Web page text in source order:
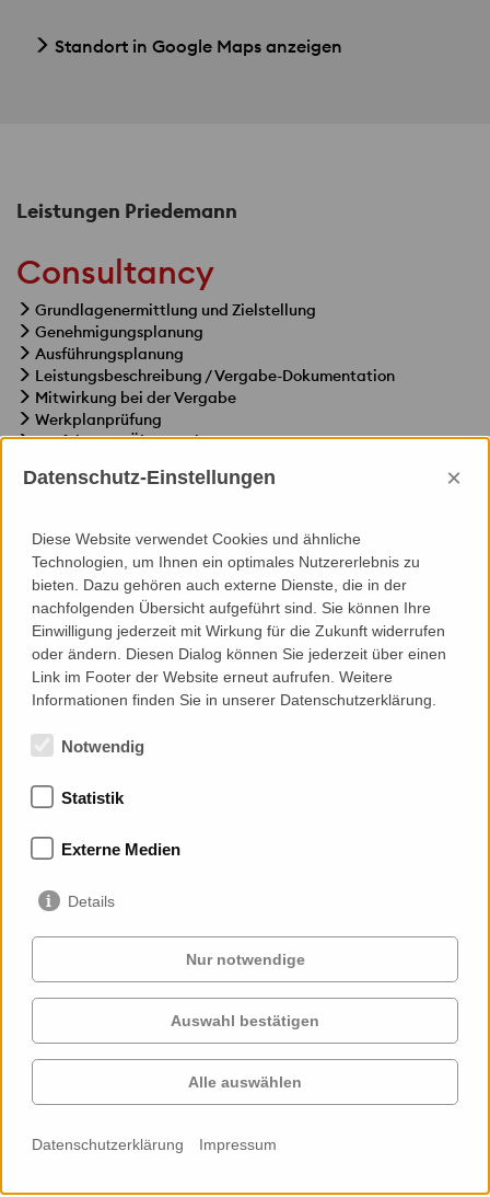
Standort in Google Maps anzeigen
Leistungen Priedemann
Consultancy
Grundlagenermittlung und Zielstellung
Genehmigungsplanung
Ausführungsplanung
Leistungsbeschreibung / Vergabe-Dokumentation
Mitwirkung bei der Vergabe
Werkplanprüfung
Ausführungs-Überwachung
Specials
Thermische Bauphysik
Gebäudeakustik
Simulationen
Wartung, Reinigung, Fassadenzugang
Mitgliedschaften
Services
Cases
Auftraggeber
Projekte
Profil
Kontakt
Datenschutz-Einstellungen ×
Diese Website verwendet Cookies und ähnliche
Technologien, um Ihnen ein optimales Nutzererlebnis zu
bieten. Dazu gehören auch externe Dienste, die in der
nachfolgenden Übersicht aufgeführt sind. Sie können Ihre
Einwilligung jederzeit mit Wirkung für die Zukunft widerrufen
oder ändern. Diesen Dialog können Sie jederzeit über einen
Link im Footer der Website erneut aufrufen. Weitere
Informationen finden Sie in unserer Datenschutzerklärung.
Notwendig
Statistik
Externe Medien
Details
Nur notwendige
Auswahl bestätigen
Alle auswählen
Datenschutzerklärung Impressum